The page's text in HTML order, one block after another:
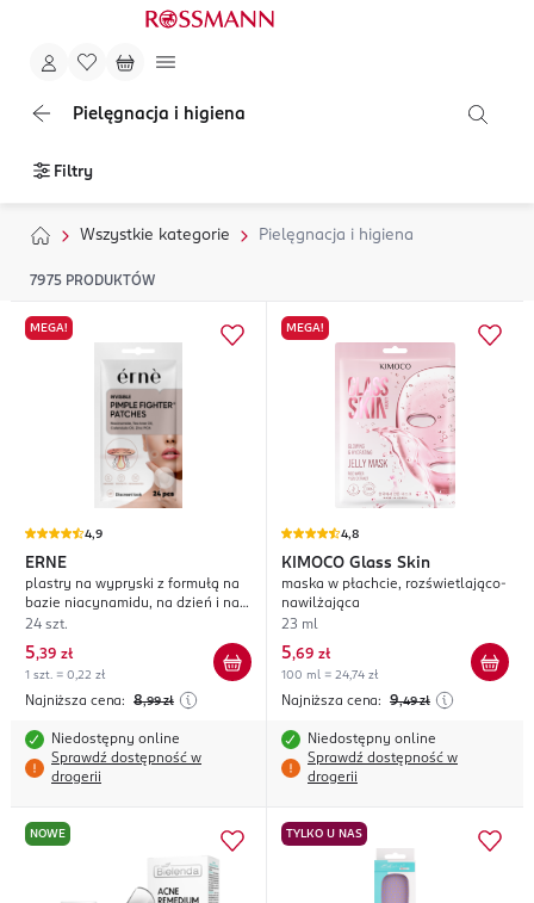
Pielęgnacja i higiena
Filtry
Wszystkie kategorie Pielęgnacja i higiena
7975 PRODUKTÓW
MEGA!
4,9
ERNE
plastry na wypryski z formułą na
bazie niacynamidu, na dzień i na
noc
24 szt.
5,39 zł
1 szt. = 0,22 zł
Najniższa cena: 8,99 zł
Niedostępny online
Sprawdź dostępność w
drogerii
MEGA!
4,8
KIMOCO Glass Skin
maska w płachcie, rozświetlająco-
nawilżająca
23 ml
5,69 zł
100 ml = 24,74 zł
Najniższa cena: 9,49 zł
Niedostępny online
Sprawdź dostępność w
drogerii
NOWE TYLKO U NAS